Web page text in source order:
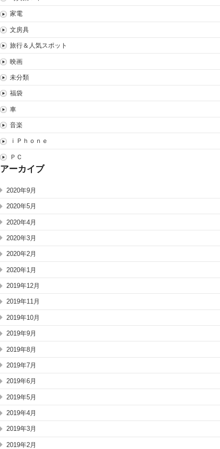
家電
文房具
旅行＆人気スポット
映画
未分類
福袋
車
音楽
ｉＰｈｏｎｅ
ＰＣ
アーカイブ
2020年9月
2020年5月
2020年4月
2020年3月
2020年2月
2020年1月
2019年12月
2019年11月
2019年10月
2019年9月
2019年8月
2019年7月
2019年6月
2019年5月
2019年4月
2019年3月
2019年2月